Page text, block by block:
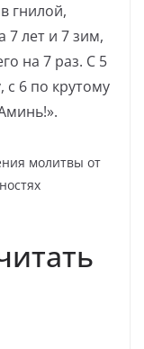
гнилой,
7 лет и 7 зим,
на 7 раз. С 5
с 6 по крутому
молитвы от